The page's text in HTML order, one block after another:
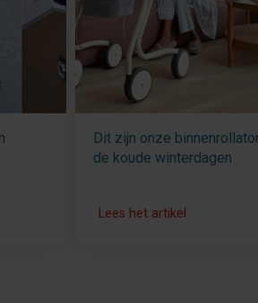
Dit zijn onze
de koude winterdagen
Lees het artikel